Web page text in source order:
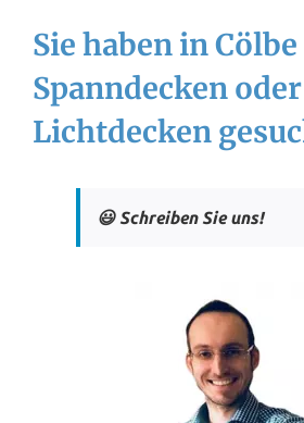
Sie haben in
Spanndecken oder
Lichtdecken
😃 Schreiben Sie uns!